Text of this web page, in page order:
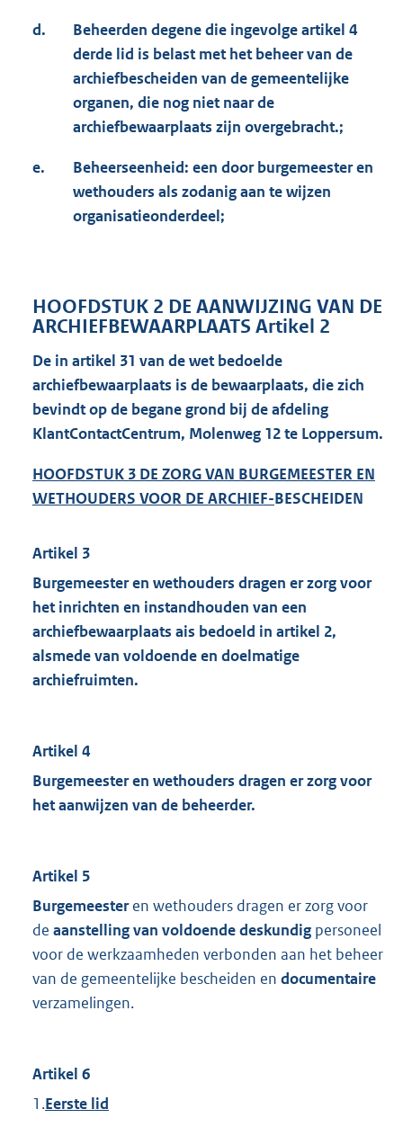
d.
Beheerden degene die ingevolge artikel 4
derde lid is belast met het beheer van de
archiefbescheiden van de gemeentelijke
organen, die nog niet naar de
archiefbewaarplaats zijn overgebracht.;
e.
Beheerseenheid: een door burgemeester en
wethouders als zodanig aan te wijzen
organisatieonderdeel;
HOOFDSTUK 2 DE AANWIJZING VAN DE
ARCHIEFBEWAARPLAATS Artikel 2
De in artikel 31 van de wet bedoelde
archiefbewaarplaats is de bewaarplaats, die zich
bevindtop de begane grond bij de afdeling
KlantContactCentrum, Molenweg 12 te Loppersum.
HOOFDSTUK 3 DE ZORG VAN BURGEMEESTER EN
WETHOUDERS VOOR DE ARCHIEF-BESCHEIDEN
Artikel 3
Burgemeester en wethouders dragen er zorg voor
het inrichten en instandhouden van een
archiefbewaarplaats ais bedoeld in artikel 2,
alsmede van voldoende en doelmatige
archiefruimten.
Artikel 4
Burgemeester en wethouders dragen er zorg voor
het aanwijzen van de beheerder.
Artikel 5
Burgemeesteren wethouders dragen er zorg voor
de aanstelling van voldoende deskundig personeel
voor de werkzaamheden verbonden aan het beheer
van de gemeentelijke bescheiden en documentaire
verzamelingen.
Artikel 6
1.Eerste lid